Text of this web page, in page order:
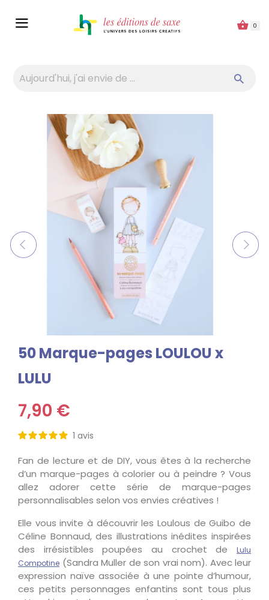
0
50 Marque-pages LOULOU x
LULU
7,90 €
1 avis
Fan de lecture et de DIY, vous êtes à la recherche
d’un marque-pages à colorier ou à peindre ? Vous
allez adorer cette série de marque-pages
personnalisables selon vos envies créatives !
Elle vous invite à découvrir les Loulous de Guibo de
Céline Bonnaud, des illustrations inédites inspirées
des irrésistibles poupées au crochet de
Lulu
Compotine (Sandra Muller de son vrai nom). Avec leur
expression naïve associée à une pointe d’humour,
ces petits personnages enfantins sont tous plus